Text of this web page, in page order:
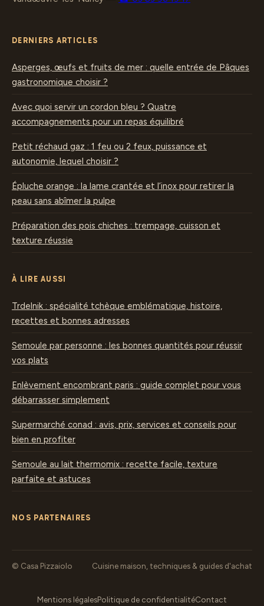
DERNIERS ARTICLES
Asperges, œufs et fruits de mer : quelle entrée de Pâques
gastronomique choisir ?
Avec quoi servir un cordon bleu ? Quatre
accompagnements pour un repas équilibré
Petit réchaud gaz : 1 feu ou 2 feux, puissance et
autonomie, lequel choisir ?
Épluche orange : la lame crantée et l’inox pour retirer la
peau sans abîmer la pulpe
Préparation des pois chiches : trempage, cuisson et
texture réussie
À LIRE AUSSI
Trdelnik : spécialité tchèque emblématique, histoire,
recettes et bonnes adresses
Semoule par personne : les bonnes quantités pour réussir
vos plats
Enlèvement encombrant paris : guide complet pour vous
débarrasser simplement
Supermarché conad : avis, prix, services et conseils pour
bien en profiter
Semoule au lait thermomix : recette facile, texture
parfaite et astuces
NOS PARTENAIRES
© Casa Pizzaiolo Cuisine maison, techniques & guides d'achat
Mentions légalesPolitique de confidentialitéContact